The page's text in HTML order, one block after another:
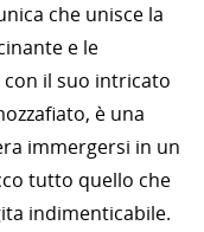
che unisce la
e le
con il suo intricato
è una
immergersi in un
tutto quello che
indimenticabile.